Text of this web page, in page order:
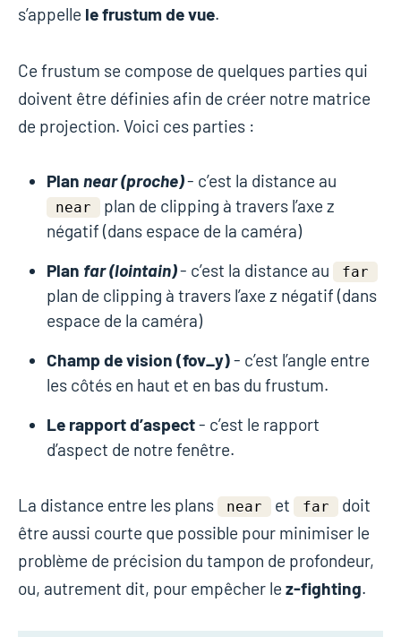
s’appelle le frustum de vue.
Ce frustum se compose de quelques parties qui
doivent être définies afin de créer notre matrice
de projection. Voici ces parties :
Plan near (proche)- c’est la distance au
near
plan de clipping à travers l’axe z
négatif (dans espace de la caméra)
Plan far (lointain)- c’est la distance au far
plan de clipping à travers l’axe z négatif (dans
espace de la caméra)
Champ de vision (fov_y)- c’est l’angle entre
les côtés en haut et en bas du frustum.
Le rapport d’aspect- c’est le rapport
d’aspect de notre fenêtre.
La distance entre les plans near et far
doit
être aussi courte que possible pour minimiser le
problème de précision du tampon de profondeur,
ou, autrement dit, pour empêcher le z-fighting.